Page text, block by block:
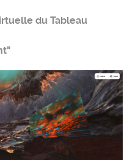
du Tableau